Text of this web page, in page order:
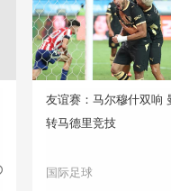
友谊赛：马尔穆什双响
转马德里竞技
国际足球